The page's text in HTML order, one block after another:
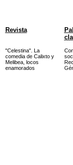
Revista
"Celestina". La
comedia de Calixto y
Melibea, locos
enamorados